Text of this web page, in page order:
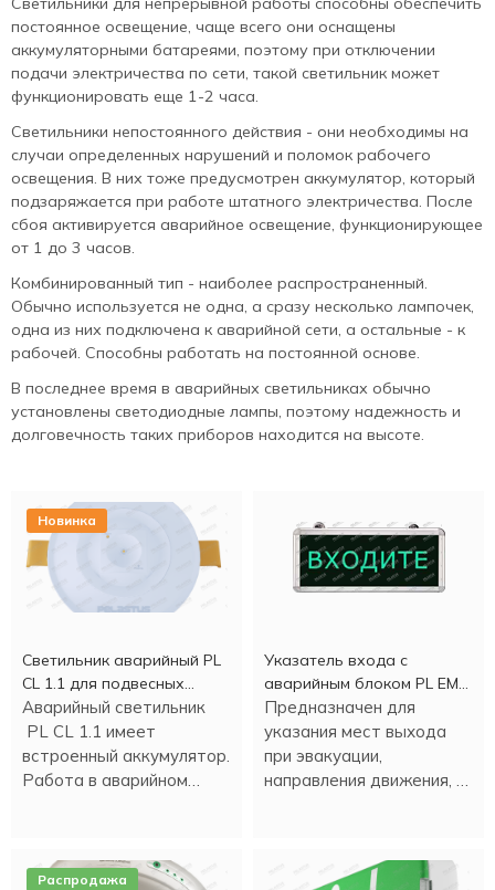
постоянное освещение, чаще всего они оснащены
аккумуляторными батареями, поэтому при отключении
подачи электричества по сети, такой светильник может
функционировать еще 1-2 часа.
Светильники непостоянного действия - они необходимы на
случаи определенных нарушений и поломок рабочего
освещения. В них тоже предусмотрен аккумулятор, который
подзаряжается при работе штатного электричества. После
сбоя активируется аварийное освещение, функционирующее
от 1 до 3 часов.
Комбинированный тип - наиболее распространенный.
Обычно используется не одна, а сразу несколько лампочек,
одна из них подключена к аварийной сети, а остальные - к
рабочей. Способны работать на постоянной основе.
В последнее время в аварийных светильниках обычно
установлены светодиодные лампы, поэтому надежность и
долговечность таких приборов находится на высоте.
Новинка
Светильник аварийный PL
CL 1.1 для подвесных
потолков
Аварийный светильник
PL CL 1.1 имеет
встроенный аккумулятор.
Работа в аварийном
Указатель входа c
аварийным блоком PL EM
2.0 (1,5 часа)
Предназначен для
указания мест выхода
при эвакуации,
направления движения, а
Распродажа